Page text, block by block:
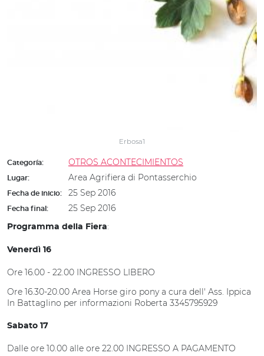
Erbosa1
Categoría: OTROS ACONTECIMIENTOS
Lugar: Area Agrifiera di Pontasserchio
Fecha de inicio: 25 Sep 2016
Fecha final: 25 Sep 2016
Programma della Fiera:
Venerdì 16
Ore 16.00 - 22.00 INGRESSO LIBERO
Ore 16.30-20.00 Area Horse giro pony a cura dell' Ass. Ippica
In Battaglino per informazioni Roberta 3345795929
Sabato 17
Dalle ore 10.00 alle ore 22.00 INGRESSO A PAGAMENTO